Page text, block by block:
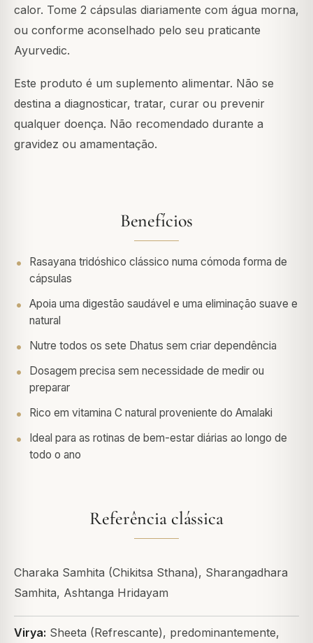
calor. Tome 2 cápsulas diariamente com água morna,
ou conforme aconselhado pelo seu praticante
Ayurvedic.
Este produto é um suplemento alimentar. Não se
destina a diagnosticar, tratar, curar ou prevenir
qualquer doença. Não recomendado durante a
gravidez ou amamentação.
Benefícios
Rasayana tridóshico clássico numa cómoda forma de
cápsulas
Apoia uma digestão saudável e uma eliminação suave e
natural
Nutre todos os sete Dhatus sem criar dependência
Dosagem precisa sem necessidade de medir ou
preparar
Rico em vitamina C natural proveniente do Amalaki
Ideal para as rotinas de bem-estar diárias ao longo de
todo o ano
Referência clássica
Charaka Samhita (Chikitsa Sthana), Sharangadhara
Samhita, Ashtanga Hridayam
Virya: Sheeta (Refrescante), predominantemente,